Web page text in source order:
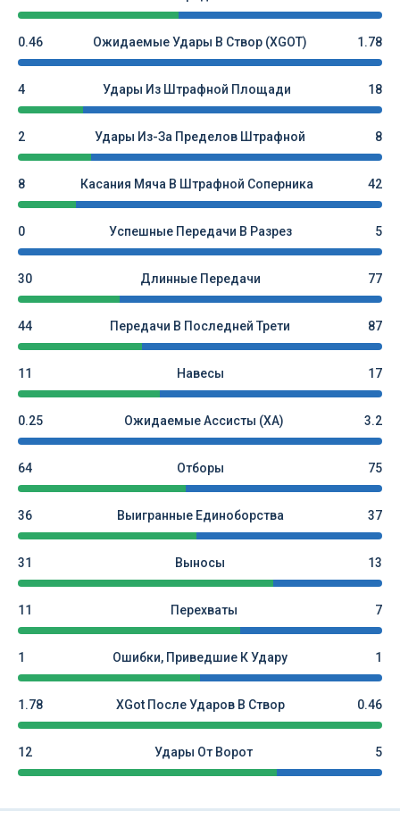
0.46 Ожидаемые Удары В Створ (xGOT) 1.78
4 Удары Из Штрафной Площади 18
2 Удары Из-За Пределов Штрафной 8
8 Касания Мяча В Штрафной Соперника 42
0 Успешные Передачи В Разрез 5
30 Длинные Передачи 77
44 Передачи В Последней Трети 87
11 Навесы 17
0.25 Ожидаемые Ассисты (xA) 3.2
64 Отборы 75
36 Выигранные Единоборства 37
31 Выносы 13
11 Перехваты 7
1 Ошибки, Приведшие К Удару 1
1.78 XGot После Ударов В Створ 0.46
12 Удары От Ворот 5